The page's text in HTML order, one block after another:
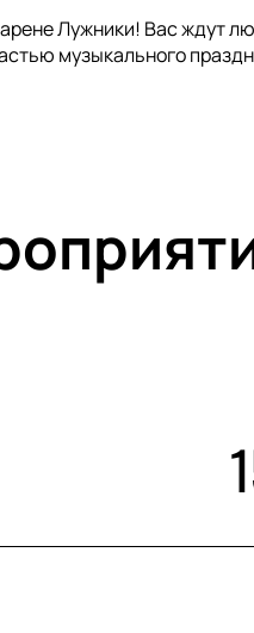
Лужники! Вас ждут
музыкального